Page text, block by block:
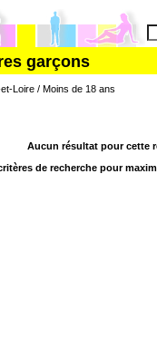
garçons
Loire / Moins de 18 ans
Aucun résultat pour cette
de recherche pour